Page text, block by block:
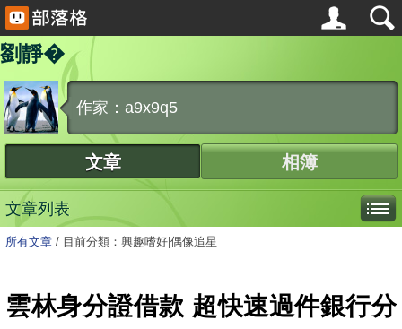
劉靜�
作家：a9x9q5
文章 相簿
文章列表
所有文章 / 目前分類：興趣嗜好|偶像追星
雲林身分證借款 超快速過件銀行分